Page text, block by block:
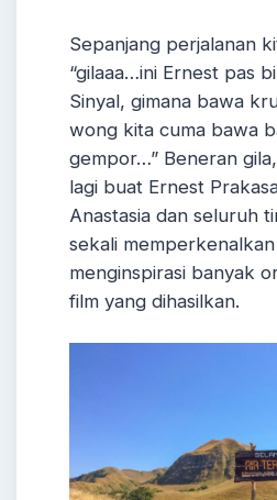
Sepanjang perjalanan
“gilaaa…ini Ernest pas
Sinyal, gimana bawa
wong kita cuma bawa
gempor…” Beneran
lagi buat Ernest
Anastasia dan seluruh
sekali
menginspirasi banyak
film yang dihasilkan.